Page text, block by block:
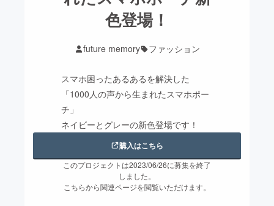
アート・写真
映像・映画
ビジネス・起業
まちづくり・地域活性化
色登場！
future memory ファッション
スマホ困ったあるあるを解決した
「1000人の声から生まれたスマホポー
チ」
ネイビーとグレーの新色登場です！
購入はこちら
このプロジェクトは2023/06/26に募集を終了
しました。
こちらから関連ページを閲覧いただけます。